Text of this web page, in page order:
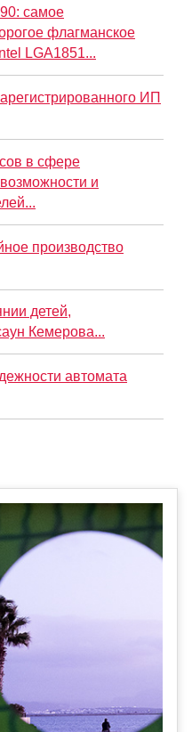
самое
флагманское
LGA1851...
ИП
в сфере
и
производство
детей,
Кемерова...
автомата